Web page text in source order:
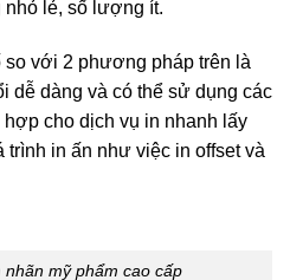
lẻ, số lượng ít.
so với 2 phương pháp trên là
dễ dàng và có thể sử dụng các
cho dịch vụ in nhanh lấy
trình in ấn như việc in offset và
mỹ phẩm cao cấp